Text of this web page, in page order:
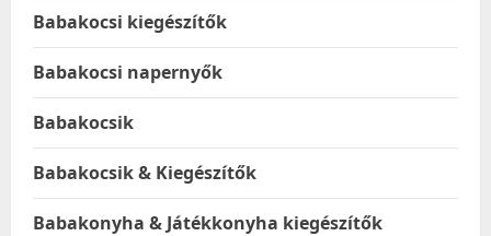
Babakocsi kiegészítők
Babakocsi napernyők
Babakocsik
Babakocsik & Kiegészítők
Babakonyha & Játékkonyha kiegészítők